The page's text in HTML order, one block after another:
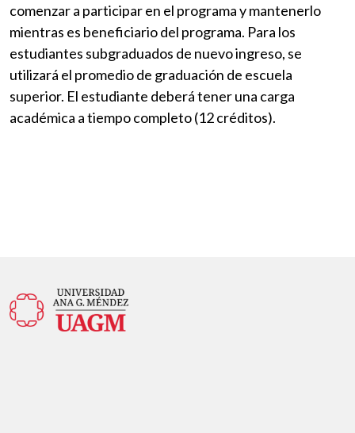
comenzar a participar en el programa y mantenerlo
mientras es beneficiario del programa. Para los
estudiantes subgraduados de nuevo ingreso, se
utilizará el promedio de graduación de escuela
superior. El estudiante deberá tener una carga
académica a tiempo completo (12 créditos).